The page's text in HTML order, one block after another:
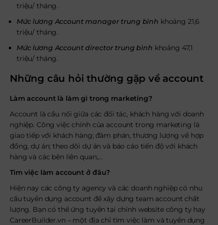
triệu/ tháng.
Mức lương Account manager trung bình khoảng 21,6
triệu/ tháng.
Mức lương Account director trung bình khoảng 47,1
triệu/ tháng.
Những câu hỏi thường gặp về account
Làm account là làm gì trong marketing?
Account là cầu nối giữa các đối tác, khách hàng với doanh
nghiệp. Công việc chính của account trong marketing là
giao tiếp với khách hàng; đàm phán, thương lượng về hợp
đồng, dự án; theo dõi dự án và báo cáo tiến độ với khách
hàng và các bên liên quan;…
Tìm việc làm account ở đâu?
Hiện nay các công ty agency và các doanh nghiệp có nhu
cầu tuyển dụng account để xây dựng team account chất
lượng. Bạn có thể ứng tuyển tại chính website công ty hay
CareerBuilder.vn – một địa chỉ tìm việc làm và tuyển dụng